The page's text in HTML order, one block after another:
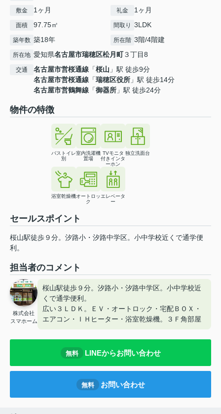
敷金 1ヶ月 礼金 1ヶ月
面積 97.75㎡ 間取り 3LDK
築年数 築18年 所在階 3階/4階建
所在地 愛知県名古屋市瑞穂区松月町３丁目8
交通 名古屋市営桜通線 「桜山 」駅 徒歩9分
名古屋市営桜通線 「瑞穂区役所 」駅 徒歩14分
名古屋市営鶴舞線 「御器所 」駅 徒歩24分
物件の特徴
バストイレ
別
室内洗濯機
置場
TVモニタ
付きインタ
ーホン
独立洗面台
浴室乾燥機オートロッ
ク
エレベータ
ー
セールスポイント
桜山駅徒歩９分。汐路小・汐路中学区。小中学校近くで通学便
利。
担当者のコメント
株式会社
スマホーム
桜山駅徒歩９分。汐路小・汐路中学区。小中学校近
くで通学便利。
広い３ＬＤＫ。ＥＶ・オートロック・宅配ＢＯＸ・
エアコン・ＩＨヒーター・浴室乾燥機。３Ｆ角部屋
無料 LINEからお問い合わせ
無料 お問い合わせ